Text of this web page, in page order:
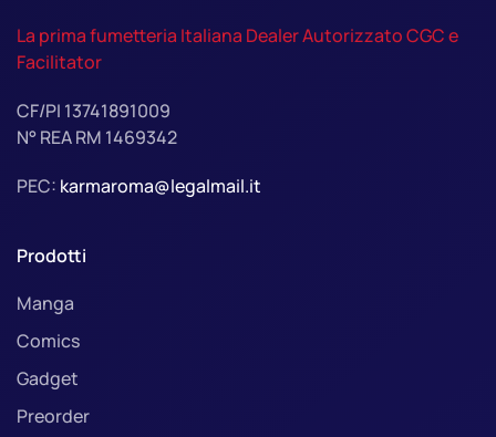
La prima fumetteria Italiana Dealer Autorizzato CGC e
Facilitator
CF/PI 13741891009
N° REA RM 1469342
PEC: karmaroma@legalmail.it
Prodotti
Manga
Comics
Gadget
Preorder